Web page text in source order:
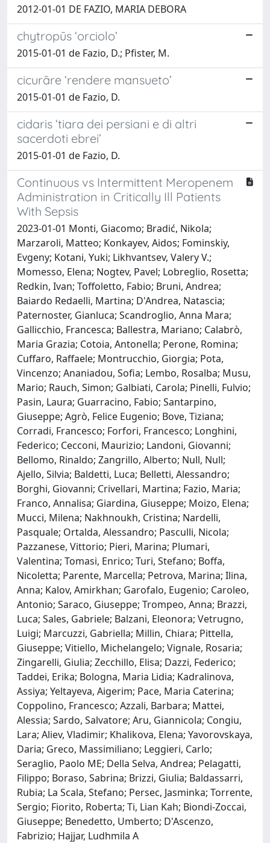
2012-01-01 DE FAZIO, MARIA DEBORA
chytropūs ‘orciolo’
2015-01-01 de Fazio, D.; Pfister, M.
cicurāre ‘rendere mansueto’
2015-01-01 de Fazio, D.
cidaris ‘tiara dei persiani e di altri
sacerdoti ebrei’
2015-01-01 de Fazio, D.
Continuous vs Intermittent Meropenem
Administration in Critically Ill Patients
With Sepsis
2023-01-01 Monti, Giacomo; Bradić, Nikola;
Marzaroli, Matteo; Konkayev, Aidos; Fominskiy,
Evgeny; Kotani, Yuki; Likhvantsev, Valery V.;
Momesso, Elena; Nogtev, Pavel; Lobreglio, Rosetta;
Redkin, Ivan; Toffoletto, Fabio; Bruni, Andrea;
Baiardo Redaelli, Martina; D'Andrea, Natascia;
Paternoster, Gianluca; Scandroglio, Anna Mara;
Gallicchio, Francesca; Ballestra, Mariano; Calabrò,
Maria Grazia; Cotoia, Antonella; Perone, Romina;
Cuffaro, Raffaele; Montrucchio, Giorgia; Pota,
Vincenzo; Ananiadou, Sofia; Lembo, Rosalba; Musu,
Mario; Rauch, Simon; Galbiati, Carola; Pinelli, Fulvio;
Pasin, Laura; Guarracino, Fabio; Santarpino,
Giuseppe; Agrò, Felice Eugenio; Bove, Tiziana;
Corradi, Francesco; Forfori, Francesco; Longhini,
Federico; Cecconi, Maurizio; Landoni, Giovanni;
Bellomo, Rinaldo; Zangrillo, Alberto; Null, Null;
Ajello, Silvia; Baldetti, Luca; Belletti, Alessandro;
Borghi, Giovanni; Crivellari, Martina; Fazio, Maria;
Franco, Annalisa; Giardina, Giuseppe; Moizo, Elena;
Mucci, Milena; Nakhnoukh, Cristina; Nardelli,
Pasquale; Ortalda, Alessandro; Pasculli, Nicola;
Pazzanese, Vittorio; Pieri, Marina; Plumari,
Valentina; Tomasi, Enrico; Turi, Stefano; Boffa,
Nicoletta; Parente, Marcella; Petrova, Marina; Ilina,
Anna; Kalov, Amirkhan; Garofalo, Eugenio; Caroleo,
Antonio; Saraco, Giuseppe; Trompeo, Anna; Brazzi,
Luca; Sales, Gabriele; Balzani, Eleonora; Vetrugno,
Luigi; Marcuzzi, Gabriella; Millin, Chiara; Pittella,
Giuseppe; Vitiello, Michelangelo; Vignale, Rosaria;
Zingarelli, Giulia; Zecchillo, Elisa; Dazzi, Federico;
Taddei, Erika; Bologna, Maria Lidia; Kadralinova,
Assiya; Yeltayeva, Aigerim; Pace, Maria Caterina;
Coppolino, Francesco; Azzali, Barbara; Mattei,
Alessia; Sardo, Salvatore; Aru, Giannicola; Congiu,
Lara; Aliev, Vladimir; Khalikova, Elen​​​​​​a; Yavorovskaya,
Daria; Greco, Massimiliano; Leggieri, Carlo;
Seraglio, Paolo ME; Della Selva, Andrea; Pelagatti,
Filippo; Boraso, Sabrina; Brizzi, Giulia; Baldassarri,
Rubia; La Scala, Stefano; Persec, Jasminka; Torrente,
Sergio; Fiorito, Roberta; Ti, Lian Kah; Biondi-Zoccai,
Giuseppe; Benedetto, Umberto; D'Ascenzo,
Fabrizio; Hajjar, Ludhmila A